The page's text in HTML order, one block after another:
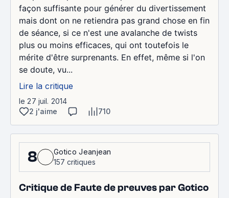
façon suffisante pour générer du divertissement
mais dont on ne retiendra pas grand chose en fin
de séance, si ce n'est une avalanche de twists
plus ou moins efficaces, qui ont toutefois le
mérite d'être surprenants. En effet, même si l'on
se doute, vu...
Lire la critique
le 27 juil. 2014
2 j'aime
710
8
Gotico Jeanjean
157 critiques
Critique de Faute de preuves par Gotico